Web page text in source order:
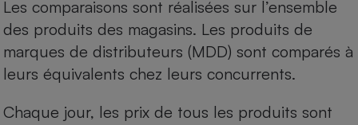
Les comparaisons sont réalisées sur l’ensemble
des produits des magasins. Les produits de
marques de distributeurs (MDD) sont comparés à
leurs équivalents chez leurs concurrents.
Chaque jour, les prix de tous les produits sont